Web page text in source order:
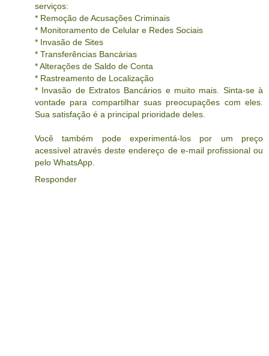
serviços:
* Remoção de Acusações Criminais
* Monitoramento de Celular e Redes Sociais
* Invasão de Sites
* Transferências Bancárias
* Alterações de Saldo de Conta
* Rastreamento de Localização
* Invasão de Extratos Bancários e muito mais. Sinta-se à
vontade para compartilhar suas preocupações com eles.
Sua satisfação é a principal prioridade deles.
Você também pode experimentá-los por um preço
acessível através deste endereço de e-mail profissional ou
pelo WhatsApp.
Responder